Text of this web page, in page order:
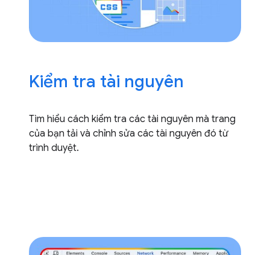
Kiểm tra tài nguyên
Tìm hiểu cách kiểm tra các tài nguyên mà trang
của bạn tải và chỉnh sửa các tài nguyên đó từ
trình duyệt.